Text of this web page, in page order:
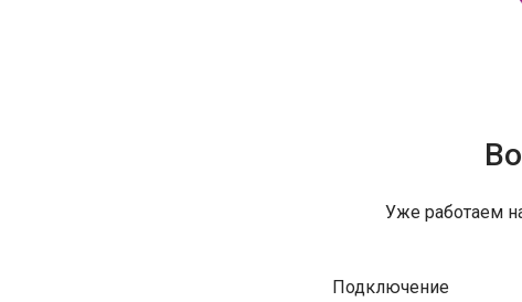
Уже работаем
Подключение